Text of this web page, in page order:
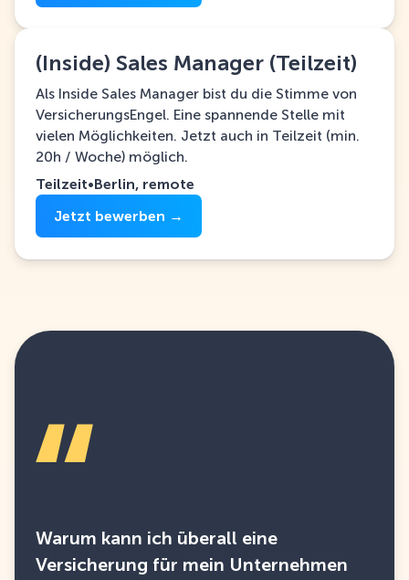
(Inside) Sales Manager (Teilzeit)
Als Inside Sales Manager bist du die Stimme von
VersicherungsEngel. Eine spannende Stelle mit
vielen Möglichkeiten. Jetzt auch in Teilzeit (min.
20h / Woche) möglich.
Teilzeit•Berlin, remote
Jetzt bewerben →
Warum kann ich überall eine
Versicherung für mein Unternehmen